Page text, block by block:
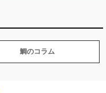
鯛のコラム